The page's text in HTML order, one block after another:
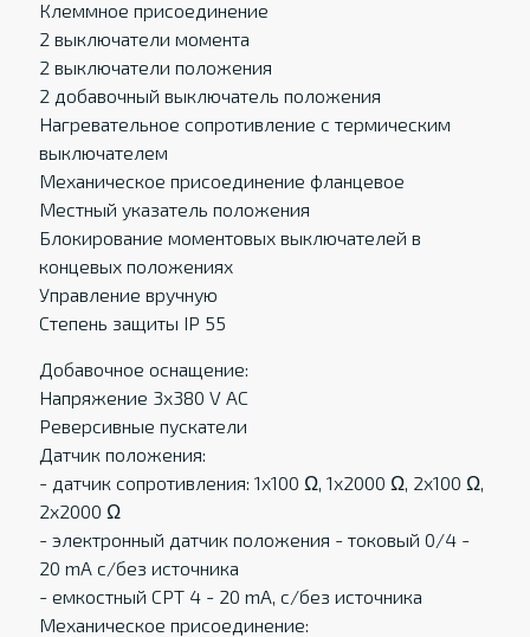
Клеммное присоединение
2 выключатели момента
2 выключатели положения
2 добавочный выключатель положения
Нагревательное сопротивление с термическим
выключателем
Механическое присоединение фланцевое
Местный указатель положения
Блокирование моментовых выключателей в
концевых положенияx
Управление вручную
Степень защиты IP 55
Добавочное оснащение:
Напряжение 3x380 V AC
Реверсивные пускатели
Датчик положения:
- датчик сопротивления: 1x100 Ω, 1x2000 Ω, 2x100 Ω,
2x2000 Ω
- электронный датчик положения - токовый 0/4 -
20 mA c/без источника
- eмкостный CPT 4 - 20 mA, c/без источника
Механическое присоединение: